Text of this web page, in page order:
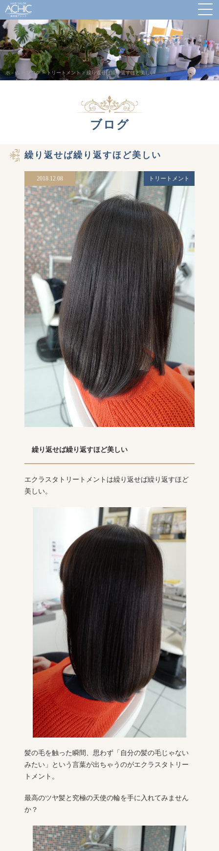
ホ－ム ブログ>トリートメント>繰り返せば繰り返すほど美しい
ブログ
繰り返せば繰り返すほど美しい
2018.12.08 トリートメント
繰り返せば繰り返すほど美しい
エクラスタトリートメントは繰り返せば繰り返すほど
美しい。
髪の毛を触った瞬間、思わず「自分の髪の毛じゃない
みたい」という言葉が出ちゃうのがエクラスタトリー
トメント。
最高のツヤ髪と究極の天使の輪を手に入れてみません
か？